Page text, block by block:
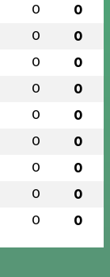
0 0
0 0
0 0
0 0
0 0
0 0
0 0
0 0
0 0